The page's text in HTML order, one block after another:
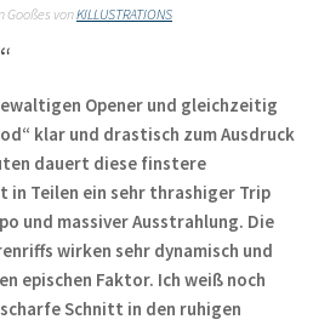
Gooßes vonKILLUSTRATIONS
Opener und gleichzeitig
klar und drastisch zum Ausdruck
dauert diese finstere
in Teilen ein sehr thrashiger Trip
und massiver Ausstrahlung. Die
wirken sehr dynamisch und
epischen Faktor. Ich weiß noch
Schnitt in den ruhigen